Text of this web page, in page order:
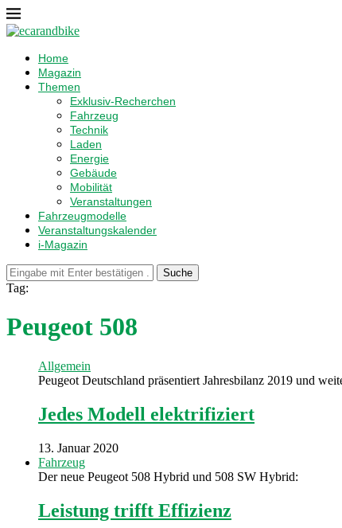
Home
Magazin
Themen
Exklusiv-Recherchen
Fahrzeug
Technik
Laden
Energie
Gebäude
Mobilität
Veranstaltungen
Fahrzeugmodelle
Veranstaltungskalender
i-Magazin
Suche
Tag:
Peugeot 508
Allgemein
Peugeot Deutschland präsentiert Jahresbilanz 2019 und
Jedes Modell elektrifiziert
13. Januar 2020
Fahrzeug
Der neue Peugeot 508 Hybrid und 508 SW Hybrid:
Leistung trifft Effizienz